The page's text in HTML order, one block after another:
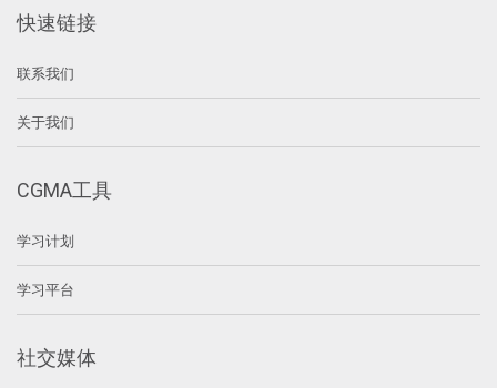
快速链接
联系我们
关于我们
CGMA工具
学习计划
学习平台
社交媒体